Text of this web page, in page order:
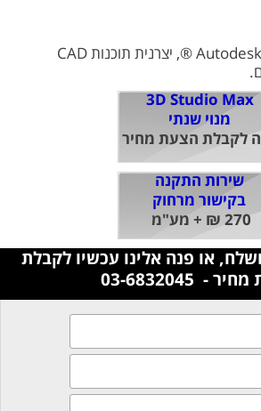
3D Studio Max
מנוי שנתי
לקבלת הצעת מחיר
התוכנה מיוצרת על-ידי Autodesk ®, יצרנית תוכנות CAD
שירות התקנה
בקישור מרחוק
270 ₪ + מע"מ
או פנה אלינו עכשיו לקבלת
- 03-6832045